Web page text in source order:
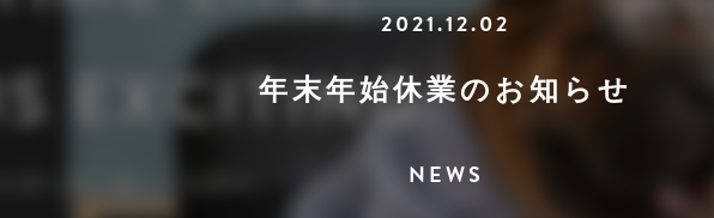
2021.12.02
年末年始休業のお知らせ
NEWS